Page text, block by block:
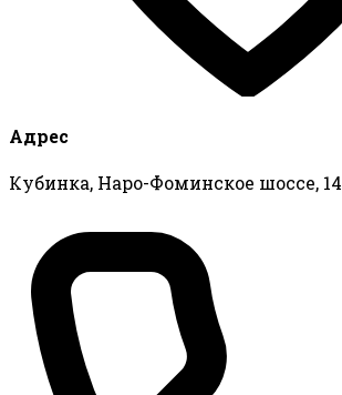
Адрес
Кубинка, Наро-Фоминское шоссе, 14